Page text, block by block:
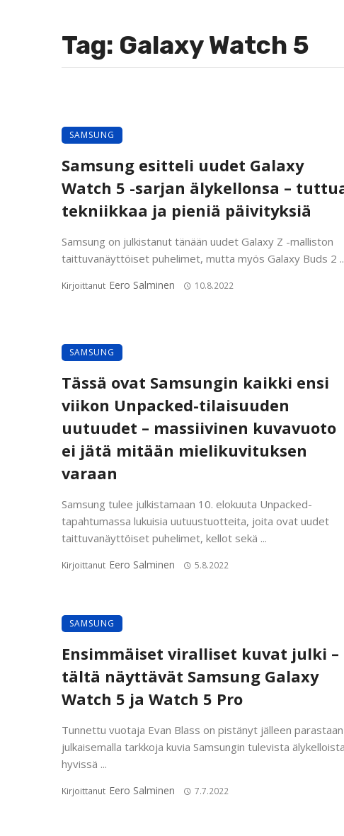
Tag: Galaxy Watch 5
SAMSUNG
Samsung esitteli uudet Galaxy
Watch 5 -sarjan älykellonsa –
tekniikkaa ja pieniä päivityksiä
Samsung on julkistanut tänään uudet Galaxy Z -malliston
taittuvanäyttöiset puhelimet, mutta myös Galaxy Buds 2
Kirjoittanut Eero Salminen 10.8.2022
SAMSUNG
Tässä ovat Samsungin kaikki ensi
viikon Unpacked-tilaisuuden
uutuudet – massiivinen kuvavuoto
ei jätä mitään mielikuvituksen
varaan
Samsung tulee julkistamaan 10. elokuuta Unpacked-
tapahtumassa lukuisia uutuustuotteita, joita ovat uudet
taittuvanäyttöiset puhelimet, kellot sekä ...
Kirjoittanut Eero Salminen 5.8.2022
SAMSUNG
Ensimmäiset viralliset kuvat julki –
tältä näyttävät Samsung Galaxy
Watch 5 ja Watch 5 Pro
Tunnettu vuotaja Evan Blass on pistänyt jälleen parastaan
julkaisemalla tarkkoja kuvia Samsungin tulevista älykelloista
hyvissä ...
Kirjoittanut Eero Salminen 7.7.2022